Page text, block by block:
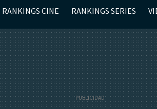
RANKINGS CINE RANKINGS SERIES